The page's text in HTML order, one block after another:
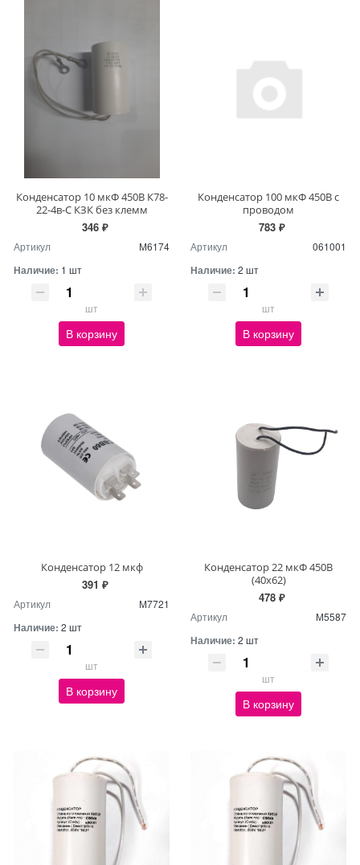
Конденсатор 10 мкФ 450В К78-
22-4в-С КЗК без клемм
346 ₽
Артикул М6174
Наличие: 1 шт
шт
В корзину
Конденсатор 100 мкФ 450В с
проводом
783 ₽
Артикул 061001
Наличие: 2 шт
шт
В корзину
Конденсатор 12 мкф
391 ₽
Артикул М7721
Наличие: 2 шт
шт
В корзину
Конденсатор 22 мкФ 450В
(40x62)
478 ₽
Артикул М5587
Наличие: 2 шт
шт
В корзину